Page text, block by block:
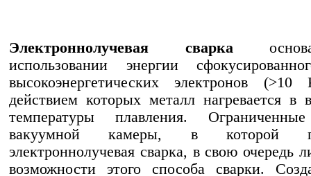
Электроннолучевая сварка
использовании энергии
высокоэнергетических электронов
действием которых металл нагревается в
температуры плавления.
вакуумной камеры, в которой
электроннолучевая сварка, в свою очередь
возможности этого способа сварки.